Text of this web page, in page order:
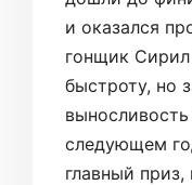
и оказался
гонщик Сирил
быстроту, но
следующем
главный